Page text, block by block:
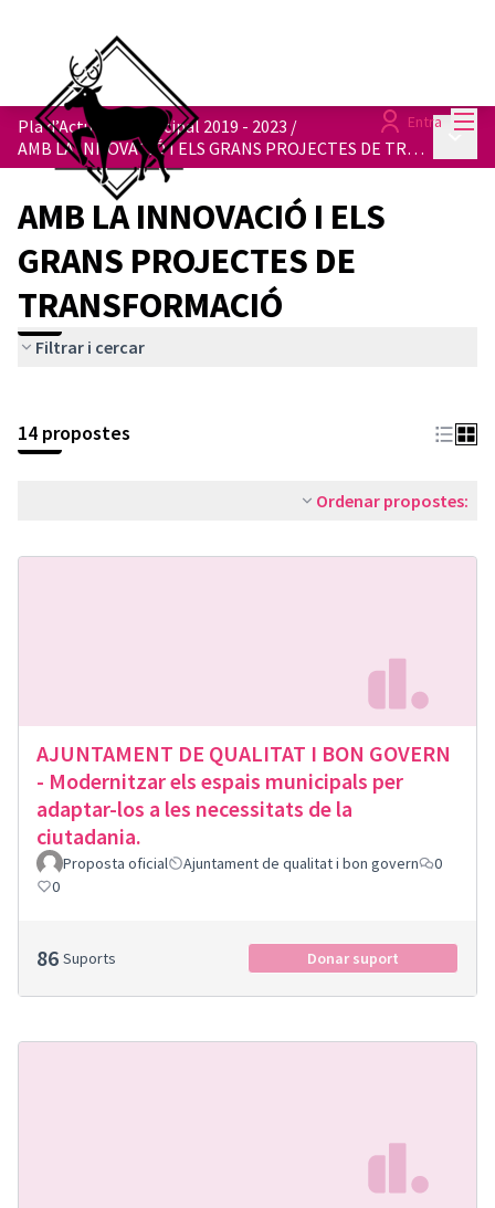
Entra
Pla d’Actuació Municipal 2019 - 2023 /
AMB LA INNOVACIÓ I ELS GRANS PROJECTES DE TRANSFORMACIÓ
AMB LA INNOVACIÓ I ELS
GRANS PROJECTES DE
TRANSFORMACIÓ
Filtrar i cercar
14 propostes
Ordenar propostes:
AJUNTAMENT DE QUALITAT I BON GOVERN
- Modernitzar els espais municipals per
adaptar-los a les necessitats de la
ciutadania.
Proposta oficial Ajuntament de qualitat i bon govern
0
0
86 Suports Donar suport